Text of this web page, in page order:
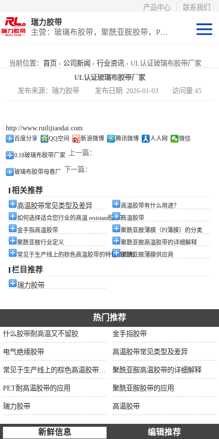
联系我们
产品中心
瑞力胶带
主营：玻璃布胶带，聚酰亚胺胶带，PET高温胶带，耐高温保护膜
当前位置： 首页 › 公司新闻 › 行业资讯 › UL认证玻璃布胶带厂家
UL认证玻璃布胶带厂家
发布来源：瑞力胶带 发布日期: 2026-01-03 访问量:45
http://www.ruilijiaodai.com
百度分享 QQ空间 新浪微博 腾讯微博 人人网 微信
上一篇：
0.18玻璃布胶带厂家
下一篇：
玻璃布胶带母卷厂
相关推荐
高温胶带常见类型及差异
高温胶带有什么用途？
如何选择适合您行业的高温 resistant胶带？高温胶带
金手指高温胶带
聚酰亚胺薄膜（PI薄膜）的分类
聚酰亚胺行业定义
聚酰亚胺高温胶带的详细解释
常见于生产线上的棕色高温胶带的特性及应用聚酰亚胺薄膜供应商
栏目推荐
瑞力胶带
热门推荐
什么胶带耐高温又不留胶 金手指胶带
电气绝缘胶带 高温胶带常见类型及差异
聚酰亚胺高温胶带的详细解释
PET耐高温胶带的应用 聚酰亚胺胶带的应用
瑞力胶带 高温胶带
新鲜信息 编辑推荐
聚酰亚胺系列
玻璃布胶带（特
（保护膜）
等离子热喷涂胶
带
防火陶瓷化硅胶
带